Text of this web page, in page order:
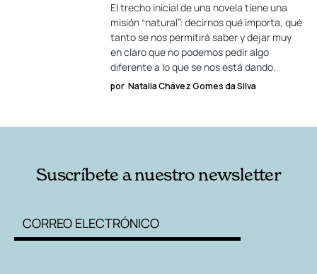
El trecho inicial de una novela tiene una
misión “natural”: decirnos qué importa, qué
tanto se nos permitirá saber y dejar muy
en claro que no podemos pedir algo
diferente a lo que se nos está dando.
por Natalia Chávez Gomes da Silva
Suscríbete a nuestro newsletter